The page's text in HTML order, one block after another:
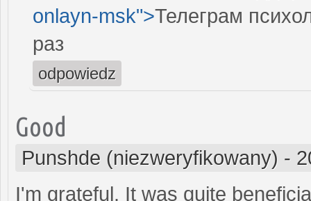
onlayn-msk">Телеграм
раз
odpowiedz
Good
Punshde (niezweryfikowany) -
I'm grateful. It was quite